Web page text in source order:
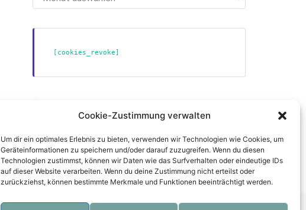
Cookie-Zustimmung verwalten
Um dir ein optimales Erlebnis zu bieten, verwenden wir Technologien wie Cookies, um
Geräteinformationen zu speichern und/oder darauf zuzugreifen. Wenn du diesen
Technologien zustimmst, können wir Daten wie das Surfverhalten oder eindeutige IDs
auf dieser Website verarbeiten. Wenn du deine Zustimmung nicht erteilst oder
zurückziehst, können bestimmte Merkmale und Funktionen beeinträchtigt werden.
[cookies_revoke]
Datenschutzerklärung
Impressum